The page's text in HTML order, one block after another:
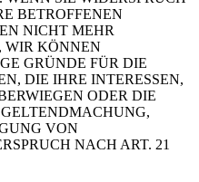
BETROFFENEN
NICHT MEHR
WIR KÖNNEN
GRÜNDE FÜR DIE
DIE IHRE INTERESSEN,
ODER DIE
VON
NACH ART. 21